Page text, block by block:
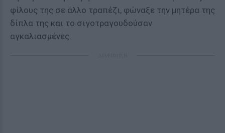
φίλους της σε άλλο τραπέζι, φώναξε την μητέρα της
δίπλα της και το σιγοτραγουδούσαν
αγκαλιασμένες.